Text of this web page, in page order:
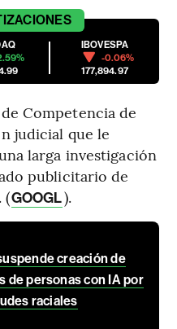
IBOVESPA
-0.06%
177,894.97
Competencia de
judicial que le
larga investigación
publicitario de
(GOOGL).
creación de
de personas con IA por
raciales